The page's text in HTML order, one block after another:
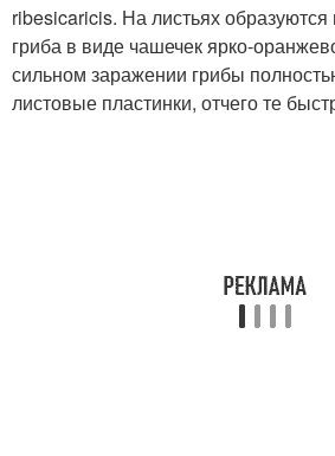
ribesicaricis. На листьях
гриба в виде чашечек ярко-
сильном заражении грибы
листовые пластинки, отчего те